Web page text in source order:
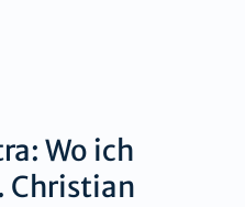
Wo ich
Christian